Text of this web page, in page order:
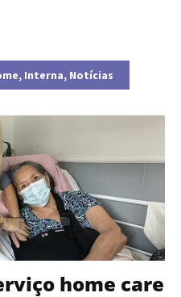
, Interna, Notícias
home care